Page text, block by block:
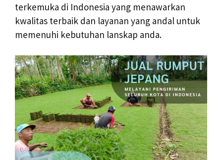
terkemuka di Indonesia yang menawarkan
kwalitas terbaik dan layanan yang andal untuk
memenuhi kebutuhan lanskap anda.